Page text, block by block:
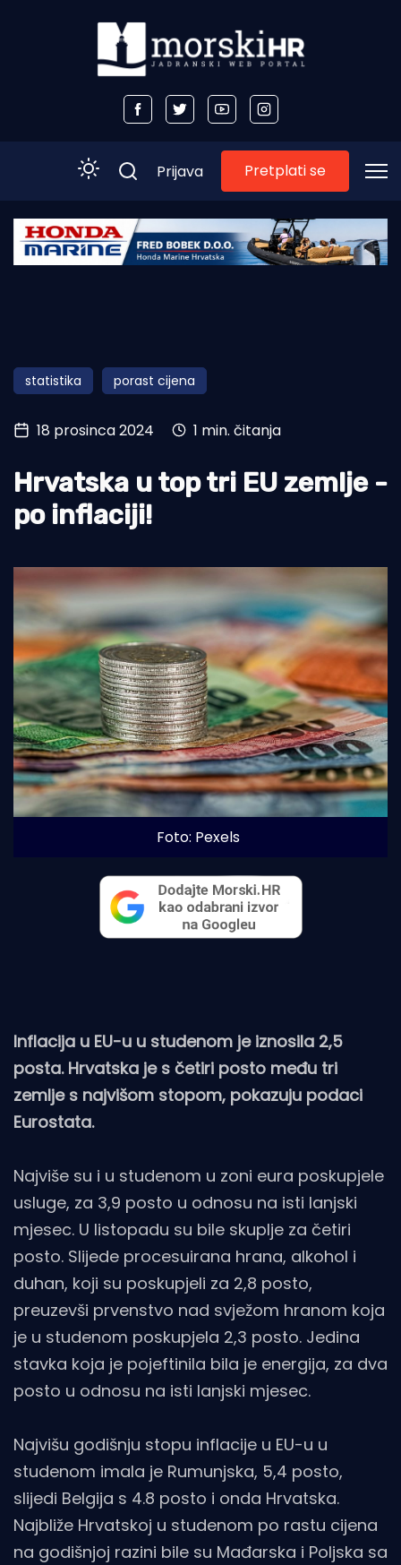
Početna
Obala
Otoci
Turizam i nautika
Pomorstvo
Ribolov
Tradicija i kultura
Prijava Pretplati se
statistika porast cijena
18 prosinca 2024 1 min. čitanja
Hrvatska u top tri EU zemlje -
po inflaciji!
Foto: Pexels
Inflacija u EU-u u studenom je iznosila 2,5
posta. Hrvatska je s četiri posto među tri
zemlje s najvišom stopom, pokazuju podaci
Eurostata.
Najviše su i u studenom u zoni eura poskupjele
usluge, za 3,9 posto u odnosu na isti lanjski
mjesec. U listopadu su bile skuplje za četiri
posto. Slijede procesuirana hrana, alkohol i
duhan, koji su poskupjeli za 2,8 posto,
preuzevši prvenstvo nad svježom hranom koja
je u studenom poskupjela 2,3 posto. Jedina
stavka koja je pojeftinila bila je energija, za dva
posto u odnosu na isti lanjski mjesec.
Najvišu godišnju stopu inflacije u EU-u u
studenom imala je Rumunjska, 5,4 posto,
slijedi Belgija s 4.8 posto i onda Hrvatska.
Najbliže Hrvatskoj u studenom po rastu cijena
na godišnjoj razini bile su Mađarska i Poljska sa